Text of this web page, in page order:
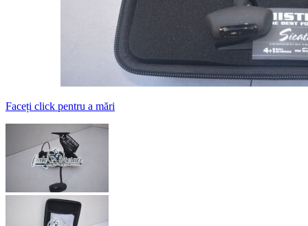
Faceți click pentru a mări